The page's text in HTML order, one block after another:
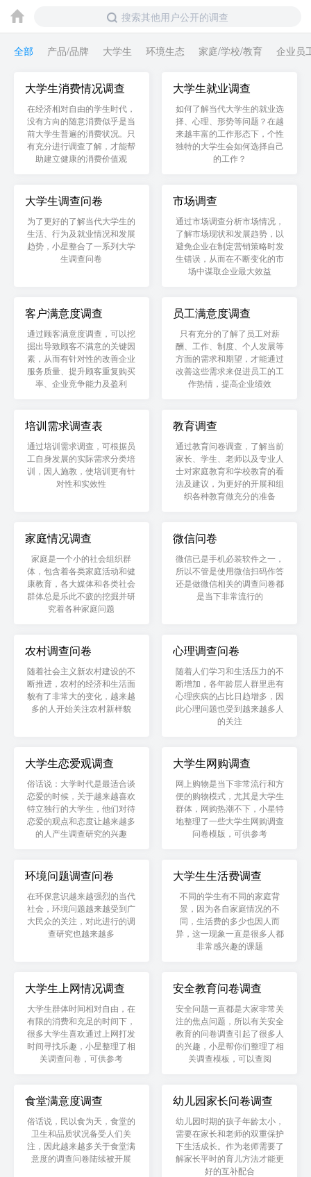
搜索其他用户公开的调查
全部 产品/品牌 大学生 环境生态 家庭/学校/教育 企业员
大学生消费情况调查
在经济相对自由的学生时代，
没有方向的随意消费似乎是当
前大学生普遍的消费状况。只
有充分进行调查了解，才能帮
助建立健康的消费价值观
大学生就业调查
如何了解当代大学生的就业选
择、心理、形势等问题？在越
来越丰富的工作形态下，个性
独特的大学生会如何选择自己
的工作？
大学生调查问卷
为了更好的了解当代大学生的
生活、行为及就业情况和发展
趋势，小星整合了一系列大学
生调查问卷
市场调查
通过市场调查分析市场情况，
了解市场现状和发展趋势，以
避免企业在制定营销策略时发
生错误，从而在不断变化的市
场中谋取企业最大效益
客户满意度调查
通过顾客满意度调查，可以挖
掘出导致顾客不满意的关键因
素，从而有针对性的改善企业
服务质量、提升顾客重复购买
率、企业竞争能力及盈利
员工满意度调查
只有充分的了解了员工对薪
酬、工作、制度、个人发展等
方面的需求和期望，才能通过
改善这些需求来促进员工的工
作热情，提高企业绩效
培训需求调查表
通过培训需求调查，可根据员
工自身发展的实际需求分类培
训，因人施教，使培训更有针
对性和实效性
教育调查
通过教育问卷调查，了解当前
家长、学生、老师以及专业人
士对家庭教育和学校教育的看
法及建议，为更好的开展和组
织各种教育做充分的准备
家庭情况调查
家庭是一个小的社会组织群
体，包含着各类家庭活动和健
康教育，各大媒体和各类社会
群体总是乐此不疲的挖掘并研
究着各种家庭问题
微信问卷
微信已是手机必装软件之一，
所以不管是使用微信扫码作答
还是做微信相关的调查问卷都
是当下非常流行的
农村调查问卷
随着社会主义新农村建设的不
断推进，农村的经济和生活面
貌有了非常大的变化，越来越
多的人开始关注农村新样貌
心理调查问卷
随着人们学习和生活压力的不
断增加，各年龄层人群里患有
心理疾病的占比日趋增多，因
此心理问题也受到越来越多人
的关注
大学生恋爱观调查
俗话说：大学时代是最适合谈
恋爱的时候，关于越来越喜欢
特立独行的大学生，他们对待
恋爱的观点和态度让越来越多
的人产生调查研究的兴趣
大学生网购调查
网上购物是当下非常流行和方
便的购物模式，尤其是大学生
群体，网购热潮不下，小星特
地整理了一些大学生网购调查
问卷模版，可供参考
环境问题调查问卷
在环保意识越来越强烈的当代
社会，环境问题越来越受到广
大民众的关注，对此进行的调
查研究也越来越多
大学生生活费调查
不同的学生有不同的家庭背
景，因为各自家庭情况的不
同，生活费的多少也因人而
异，这一现象一直是很多人都
非常感兴趣的课题
大学生上网情况调查
大学生群体时间相对自由，在
有限的消费和充足的时间下，
很多大学生喜欢通过上网打发
时间寻找乐趣，小星整理了相
关调查问卷，可供参考
安全教育问卷调查
安全问题一直都是大家非常关
注的焦点问题，所以有关安全
教育的问卷调查引起了很多人
的兴趣，小星帮你们整理了相
关调查模板，可以查阅
食堂满意度调查
俗话说，民以食为天，食堂的
卫生和品质状况备受人们关
注，因此越来越多关于食堂满
意度的调查问卷陆续被开展
幼儿园家长问卷调查
幼儿园时期的孩子年龄太小，
需要在家长和老师的双重保护
下生活成长。作为老师需要了
解家长平时的育儿方法才能更
好的互补配合